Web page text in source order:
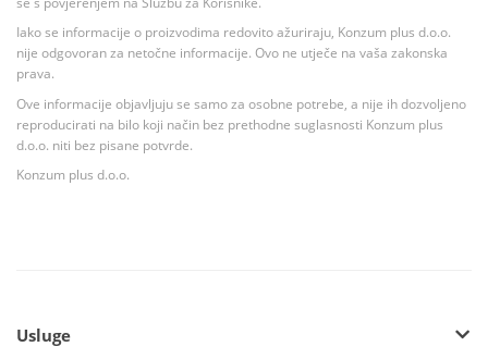
Iako se informacije o proizvodima redovito ažuriraju, Konzum plus d.o.o.
nije odgovoran za netočne informacije. Ovo ne utječe na vaša zakonska
prava.
Ove informacije objavljuju se samo za osobne potrebe, a nije ih dozvoljeno
reproducirati na bilo koji način bez prethodne suglasnosti Konzum plus
d.o.o. niti bez pisane potvrde.
Konzum plus d.o.o.
Usluge